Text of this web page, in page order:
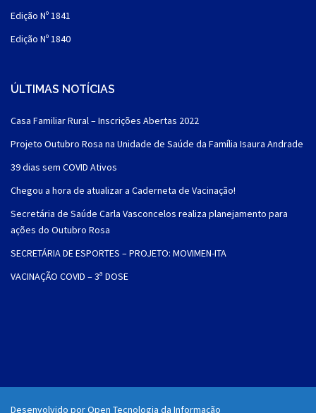
Edição Nº 1841
Edição Nº 1840
ÚLTIMAS NOTÍCIAS
Casa Familiar Rural – Inscrições Abertas 2022
Projeto Outubro Rosa na Unidade de Saúde da Família Isaura Andrade
39 dias sem COVID Ativos
Chegou a hora de atualizar a Caderneta de Vacinação!
Secretária de Saúde Carla Vasconcelos realiza planejamento para
ações do Outubro Rosa
SECRETÁRIA DE ESPORTES – PROJETO: MOVIMEN-ITA
VACINAÇÃO COVID – 3ª DOSE
Desenvolvido por Open Tecnologia da Informação